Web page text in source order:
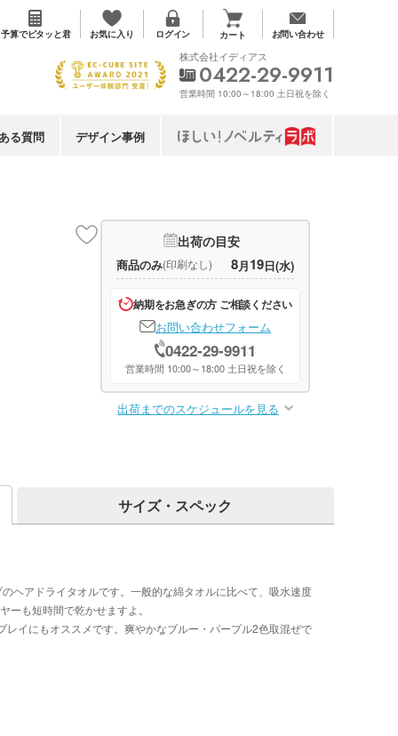
予算でピタッと君 お気に入り ログイン カート お問い合わせ
る質問 デザイン事例
株式会社イディアス
0422-29-9911
営業時間 10:00～18:00 土日祝を除く
出荷の目安
商品のみ(印刷なし) 8月19日(水)
納期をお急ぎの方 ご相談ください
お問い合わせフォーム
0422-29-9911
営業時間 10:00～18:00 土日祝を除く
出荷までのスケジュールを見る
サイズ・スペック
ヘアドライタオルです。一般的な綿タオルに比べて、吸水速度
も短時間で乾かせますよ。
イにもオススメです。爽やかなブルー・パープル2色取混ぜで